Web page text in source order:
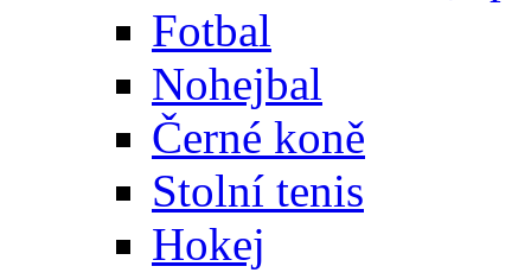
Fotbal
Nohejbal
Černé koně
Stolní tenis
Hokej